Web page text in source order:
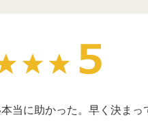
当に助かった。早く決まっ